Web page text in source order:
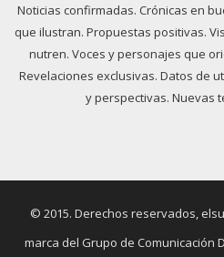
Noticias confirmadas. Crónicas en
que ilustran. Propuestas positivas.
nutren. Voces y personajes que
Revelaciones exclusivas. Datos de
y perspectivas. Nuevas
© 2015. Derechos reservados,
marca del Grupo de Comunicación